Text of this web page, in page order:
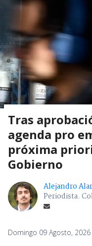
Tras
agenda pro
próxima
Gobierno
Alejandro
Periodista.
Domingo 09 Agosto,